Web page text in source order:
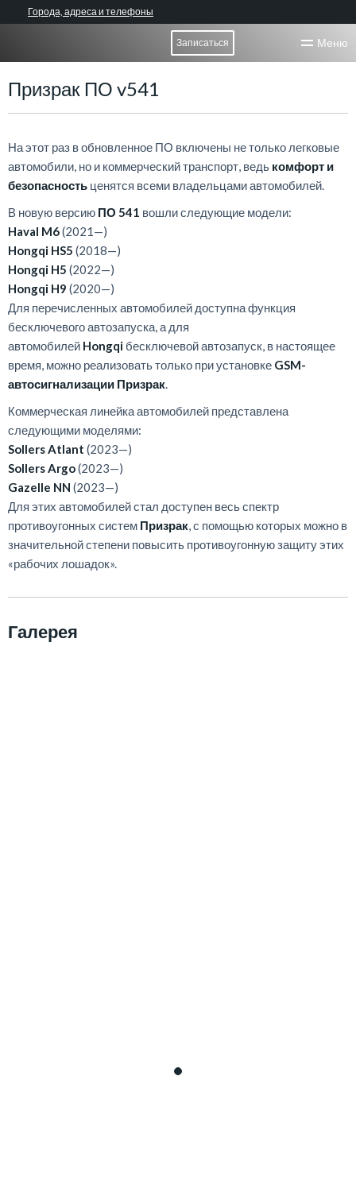
Города, адреса и телефоны
Записаться Меню
Призрак ПО v541
На этот раз в обновленное ПО включены не только легковые
автомобили, но и коммерческий транспорт, ведь комфорт и
безопасность ценятся всеми владельцами автомобилей.
В новую версию ПО 541 вошли следующие модели:
Haval M6(2021—)
Hongqi HS5 (2018—)
Hongqi H5 (2022—)
Hongqi H9 (2020—)
Для перечисленных автомобилей доступна функция
бесключевого автозапуска, а для
автомобилей Hongqi бесключевой автозапуск, в настоящее
время, можно реализовать только при установке GSM-
автосигнализации Призрак.
Коммерческая линейка автомобилей представлена
следующими моделями:
Sollers Atlant (2023—)
Sollers Argo(2023—)
Gazelle NN (2023—)
Для этих автомобилей стал доступен весь спектр
противоугонных систем Призрак, с помощью которых можно в
значительной степени повысить противоугонную защиту этих
«рабочих лошадок».
Галерея